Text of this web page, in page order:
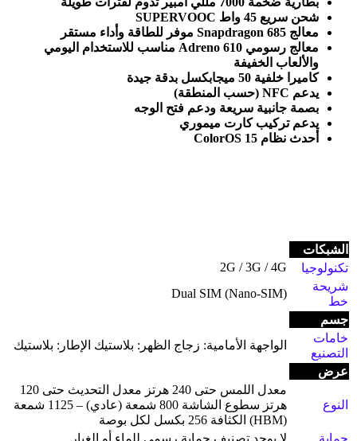
شحن سريع 45 واط
معالج Snapdragon 685 موفر للطاقة وأداء مستقر
معالج رسومي Adreno 610 مناسب للاستخدام اليومي
والألعاب الخفيفة
كاميرا خلفية 50 ميجابكسل بدقة جيدة
يدعم NFC ( حسب المنطقة)
بصمة جانبية سريعة ودعم فتح الوجه
يدعم تركيب كارت ميموري
أحدث نظام ColorOS 15
الشبكات
تكنولوجيا
2G / 3G / 4G
شريحة
خط
Dual SIM (Nano-SIM)
جسم
خامات
التصنيع
الواجهة الأمامية: زجاج الظهر: بلاستيك الإطار: بلاستيك
عرض
النوع
معدل اللمس حتى 240 هرتز معدل التحديث حتى 120
هرتز سطوع الشاشة 800 شمعة (عادي) – 1125 شمعة
(HBM) الكثافة 256 بكسل لكل بوصة
حماية
لا يوجد تصنيف حماية رسمي للماء أو الغبار